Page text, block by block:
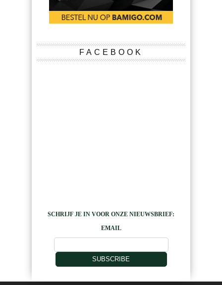
FACEBOOK
SCHRIJF JE IN VOOR ONZE NIEUWSBRIEF:
EMAIL
SUBSCRIBE